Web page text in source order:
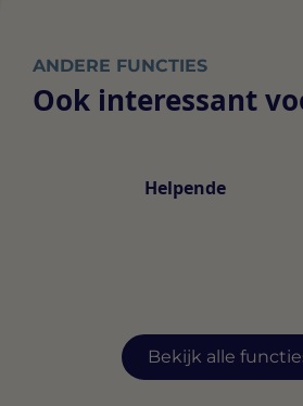
ANDERE FUNCTIES
Ook interessant
Bekijk alle
Helpende